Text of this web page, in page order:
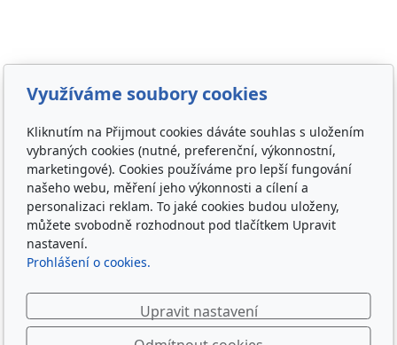
Využíváme soubory cookies
Kliknutím na Přijmout cookies dáváte souhlas s uložením
vybraných cookies (nutné, preferenční, výkonnostní,
marketingové). Cookies používáme pro lepší fungování
našeho webu, měření jeho výkonnosti a cílení a
personalizaci reklam. To jaké cookies budou uloženy,
můžete svobodně rozhodnout pod tlačítkem Upravit
nastavení.
Prohlášení o cookies.
Upravit nastavení